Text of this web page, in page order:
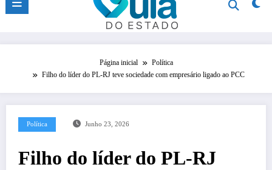
Página inicial
Política
Filho do líder do PL-RJ teve sociedade com empresário ligado ao PCC
Política Junho 23, 2026
Filho do líder do PL-RJ